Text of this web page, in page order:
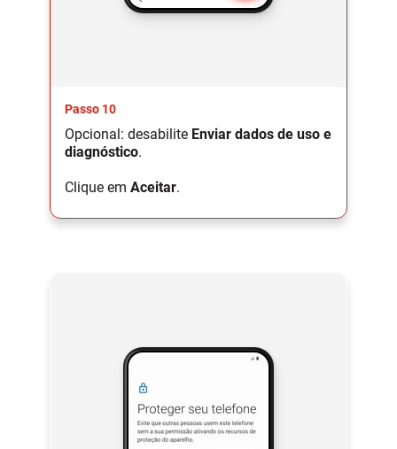
Passo 10
Opcional: desabilite Enviar dados de uso e
diagnóstico.
Clique em Aceitar.